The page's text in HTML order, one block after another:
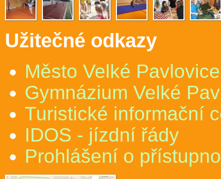
Užitečné odkazy
Město Velké Pavlovice
Gymnázium Velké
Turistické informační
IDOS - jízdní řády
Prohlášení o